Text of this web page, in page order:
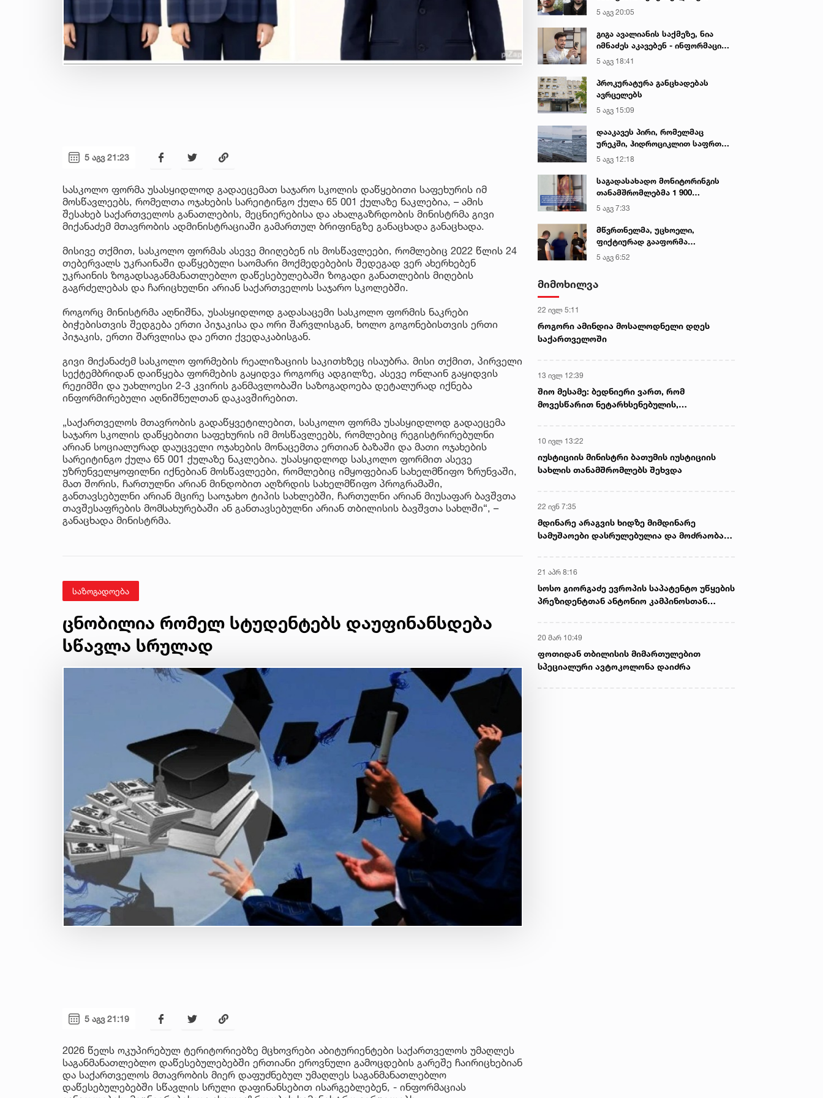
5 აგვ 21:23
სასკოლო ფორმა უსასყიდლოდ გადაეცემათ საჯარო სკოლის დაწყებითი საფეხურის იმ
მოსწავლეებს, რომელთა ოჯახების სარეიტინგო ქულა 65 001 ქულაზე ნაკლებია, – ამის
შესახებ საქართველოს განათლების, მეცნიერებისა და ახალგაზრდობის მინისტრმა გივი
მიქანაძემ მთავრობის ადმინისტრაციაში გამართულ ბრიფინგზე განაცხადა განაცხადა.
მისივე თქმით, სასკოლო ფორმას ასევე მიიღებენ ის მოსწავლეები, რომლებიც 2022 წლის 24
თებერვალს უკრაინაში დაწყებული საომარი მოქმედებების შედეგად ვერ ახერხებენ
უკრაინის ზოგადსაგანმანათლებლო დაწესებულებაში ზოგადი განათლების მიღების
გაგრძელებას და ჩარიცხულნი არიან საქართველოს საჯარო სკოლებში.
როგორც მინისტრმა აღნიშნა, უსასყიდლოდ გადასაცემი სასკოლო ფორმის ნაკრები
ბიჭებისთვის შედგება ერთი პიჯაკისა და ორი შარვლისგან, ხოლო გოგონებისთვის ერთი
პიჯაკის, ერთი შარვლისა და ერთი ქვედაკაბისგან.
გივი მიქანაძემ სასკოლო ფორმების რეალიზაციის საკითხზეც ისაუბრა. მისი თქმით, პირველი
სექტემბრიდან დაიწყება ფორმების გაყიდვა როგორც ადგილზე, ასევე ონლაინ გაყიდვის
რეჟიმში და უახლოესი 2-3 კვირის განმავლობაში საზოგადოება დეტალურად იქნება
ინფორმირებული აღნიშნულთან დაკავშირებით.
„საქართველოს მთავრობის გადაწყვეტილებით, სასკოლო ფორმა უსასყიდლოდ გადაეცემა
საჯარო სკოლის დაწყებითი საფეხურის იმ მოსწავლეებს, რომლებიც რეგისტრირებულნი
არიან სოციალურად დაუცველი ოჯახების მონაცემთა ერთიან ბაზაში და მათი ოჯახების
სარეიტინგო ქულა 65 001 ქულაზე ნაკლებია. უსასყიდლოდ სასკოლო ფორმით ასევე
უზრუნველყოფილნი იქნებიან მოსწავლეები, რომლებიც იმყოფებიან სახელმწიფო ზრუნვაში,
მათ შორის, ჩართულნი არიან მინდობით აღზრდის სახელმწიფო პროგრამაში,
განთავსებულნი არიან მცირე საოჯახო ტიპის სახლებში, ჩართულნი არიან მიუსაფარ ბავშვთა
თავშესაფრების მომსახურებაში ან განთავსებულნი არიან თბილისის ბავშვთა სახლში“, –
განაცხადა მინისტრმა.
საზოგადოება
ცნობილია რომელ სტუდენტებს დაუფინანსდება
სწავლა სრულად
5 აგვ 21:19
2026 წელს ოკუპირებულ ტერიტორიებზე მცხოვრები აბიტურიენტები საქართველოს უმაღლეს
საგანმანათლებლო დაწესებულებებში ერთიანი ეროვნული გამოცდების გარეშე ჩაირიცხებიან
და საქართველოს მთავრობის მიერ დაფუძნებულ უმაღლეს საგანმანათლებლო
დაწესებულებებში სწავლის სრული დაფინანსებით ისარგებლებენ, - ინფორმაციას
აკავებენ
5 აგვ 20:05
გიგა ავალიანის საქმეზე, ნია
იმნაძეს აკავებენ - ინფორმაციას
ადვოკატი ავრცელებს
5 აგვ 18:41
პროკურატურა განცხადებას
ავრცელებს
5 აგვ 15:09
დააკავეს პირი, რომელმაც
ურეკში, ჰიდროციკლით საფრთხე
შეუქმნა ზღვაში მოქალაქეებს,
სამართალდამცველებს
სიტყვიერი შეურაცხყოფა
მიაყენა
5 აგვ 12:18
საგადასახადო მონიტორინგის
თანამშრომლებმა 1 900
კილოგრამი საქონლის ხორცის
უკანონო ტრანსპორტირების
ფაქტი გამოავლინეს
5 აგვ 7:33
მწვრთნელმა, უცხოელი,
ფიქტიურად გააფორმა
საფეხბურთო კლუბში და
სანაცვლოდ 3000 აშშ დოლარი
5 აგვ 6:52
მიმოხილვა
22 ივლ 5:11
როგორი ამინდია მოსალოდნელი დღეს
საქართველოში
13 ივლ 12:39
შიო მესამე: ბედნიერი ვართ, რომ
მოვესწარით ნეტარხსენებულის,
10 ივლ 13:22
იუსტიციის მინისტრი ბათუმის იუსტიციის
სახლის თანამშრომლებს შეხვდა
22 ივნ 7:35
მდინარე არაგვის ხიდზე მიმდინარე
სამუშაოები დასრულებულია და მოძრაობა
21 აპრ 8:16
სოსო გიორგაძე ევროპის საპატენტო უწყების
პრეზიდენტთან ანტონიო კამპინოსთან
20 მარ 10:49
ფოთიდან თბილისის მიმართულებით
სპეციალური ავტოკოლონა დაიძრა